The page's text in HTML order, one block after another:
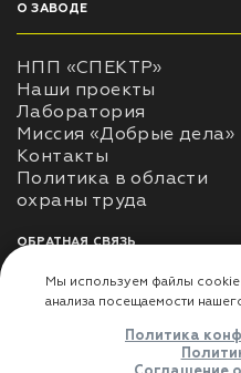
О ЗАВОДЕ
НПП «СПЕКТР»
Наши проекты
Лаборатория
Миссия «Добрые дела»
Контакты
Политика в области
ОБРАТНАЯ СВЯЗЬ
Использование
использования личных